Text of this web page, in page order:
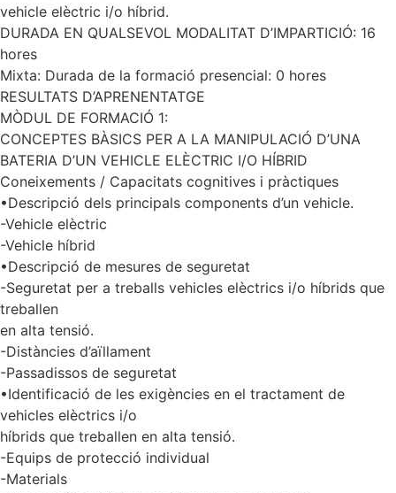
vehicle elèctric i/o híbrid.
DURADA EN QUALSEVOL MODALITAT D’IMPARTICIÓ: 16
hores
Mixta: Durada de la formació presencial: 0 hores
RESULTATS D’APRENENTATGE
MÒDUL DE FORMACIÓ 1:
CONCEPTES BÀSICS PER A LA MANIPULACIÓ D’UNA
BATERIA D’UN VEHICLE ELÈCTRIC I/O HÍBRID
Coneixements / Capacitats cognitives i pràctiques
•Descripció dels principals components d’un vehicle.
-Vehicle elèctric
-Vehicle híbrid
•Descripció de mesures de seguretat
-Seguretat per a treballs vehicles elèctrics i/o híbrids que
treballen
en alta tensió.
-Distàncies d’aïllament
-Passadissos de seguretat
•Identificació de les exigències en el tractament de
vehicles elèctrics i/o
híbrids que treballen en alta tensió.
-Equips de protecció individual
-Materials